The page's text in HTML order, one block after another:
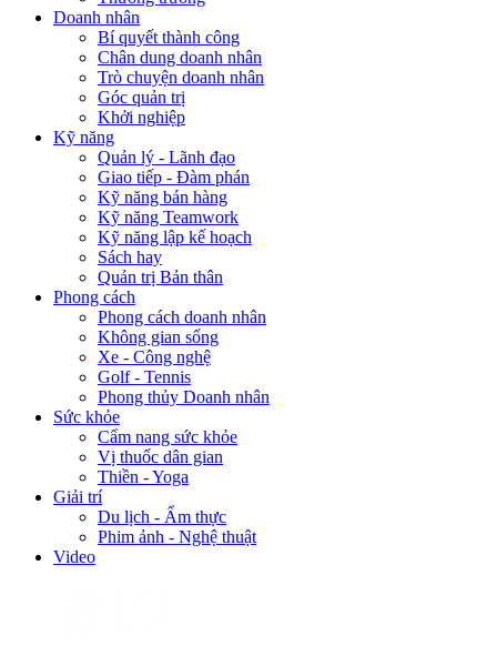
Doanh nhân
Bí quyết thành công
Chân dung doanh nhân
Trò chuyện doanh nhân
Góc quản trị
Khởi nghiệp
Kỹ năng
Quản lý - Lãnh đạo
Giao tiếp - Đàm phán
Kỹ năng bán hàng
Kỹ năng Teamwork
Kỹ năng lập kế hoạch
Sách hay
Quản trị Bản thân
Phong cách
Phong cách doanh nhân
Không gian sống
Xe - Công nghệ
Golf - Tennis
Phong thủy Doanh nhân
Sức khỏe
Cẩm nang sức khỏe
Vị thuốc dân gian
Thiền - Yoga
Giải trí
Du lịch - Ẩm thực
Phim ảnh - Nghệ thuật
Video